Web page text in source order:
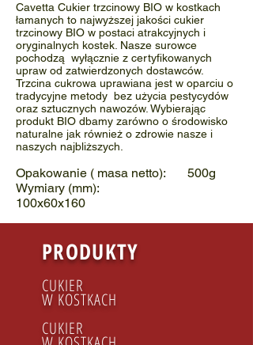
Cavetta Cukier trzcinowy BIO w kostkach
łamanych to najwyższej jakości cukier
trzcinowy BIO w postaci atrakcyjnych i
oryginalnych kostek. Nasze surowce
pochodzą wyłącznie z certyfikowanych
upraw od zatwierdzonych dostawców.
Trzcina cukrowa uprawiana jest w oparciu o
tradycyjne metody bez użycia pestycydów
oraz sztucznych nawozów. Wybierając
produkt BIO dbamy zarówno o środowisko
naturalne jak również o zdrowie nasze i
naszych najbliższych.
Opakowanie ( masa netto): 500g
Wymiary (mm):
100x60x160
PRODUKTY
CUKIER
W KOSTKACH
CUKIER